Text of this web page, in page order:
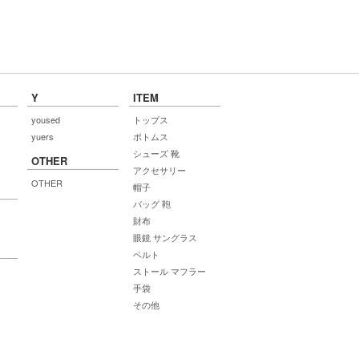
Y
yoused
yuers
OTHER
OTHER
ITEM
トップス
ボトムス
シューズ 靴
アクセサリー
帽子
バッグ 鞄
財布
眼鏡 サングラス
ベルト
ストール マフラー
手袋
その他